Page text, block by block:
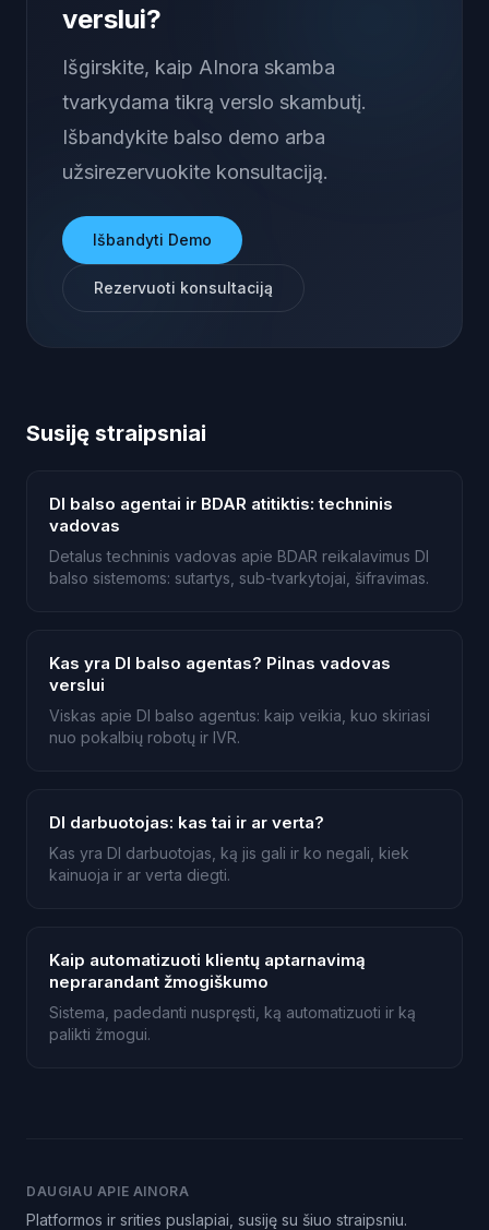
verslui?
Išgirskite, kaip AInora skamba
tvarkydama tikrą verslo skambutį.
Išbandykite balso demo arba
užsirezervuokite konsultaciją.
Išbandyti Demo
Rezervuoti konsultaciją
Susiję straipsniai
DI balso agentai ir BDAR atitiktis: techninis
vadovas
Detalus techninis vadovas apie BDAR reikalavimus DI
balso sistemoms: sutartys, sub-tvarkytojai, šifravimas.
Kas yra DI balso agentas? Pilnas vadovas
verslui
Viskas apie DI balso agentus: kaip veikia, kuo skiriasi
nuo pokalbių robotų ir IVR.
DI darbuotojas: kas tai ir ar verta?
Kas yra DI darbuotojas, ką jis gali ir ko negali, kiek
kainuoja ir ar verta diegti.
Kaip automatizuoti klientų aptarnavimą
neprarandant žmogiškumo
Sistema, padedanti nuspręsti, ką automatizuoti ir ką
palikti žmogui.
DAUGIAU APIE AINORA
Platformos ir srities puslapiai, susiję su šiuo straipsniu.